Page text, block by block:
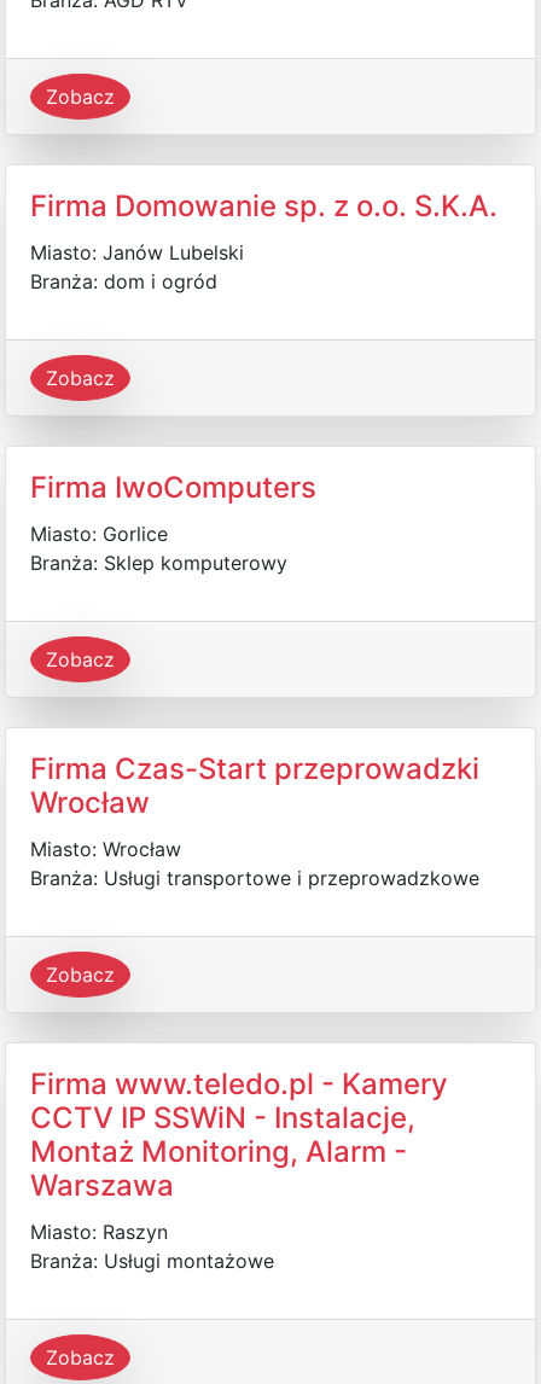
Zobacz
Firma Domowanie sp. z o.o. S.K.A.
Miasto: Janów Lubelski
Branża: dom i ogród
Zobacz
Firma IwoComputers
Miasto: Gorlice
Branża: Sklep komputerowy
Zobacz
Firma Czas-Start przeprowadzki
Wrocław
Miasto: Wrocław
Branża: Usługi transportowe i przeprowadzkowe
Zobacz
Firma www.teledo.pl - Kamery
CCTV IP SSWiN - Instalacje,
Montaż Monitoring, Alarm -
Warszawa
Miasto: Raszyn
Branża: Usługi montażowe
Zobacz